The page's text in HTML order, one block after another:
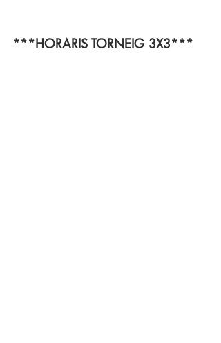
***HORARIS TORNEIG 3X3***